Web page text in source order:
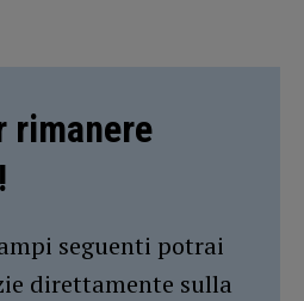
rimanere
seguenti potrai
direttamente sulla